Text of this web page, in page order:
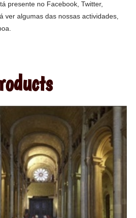
presente no Facebook, Twitter,
ver algumas das nossas actividades,